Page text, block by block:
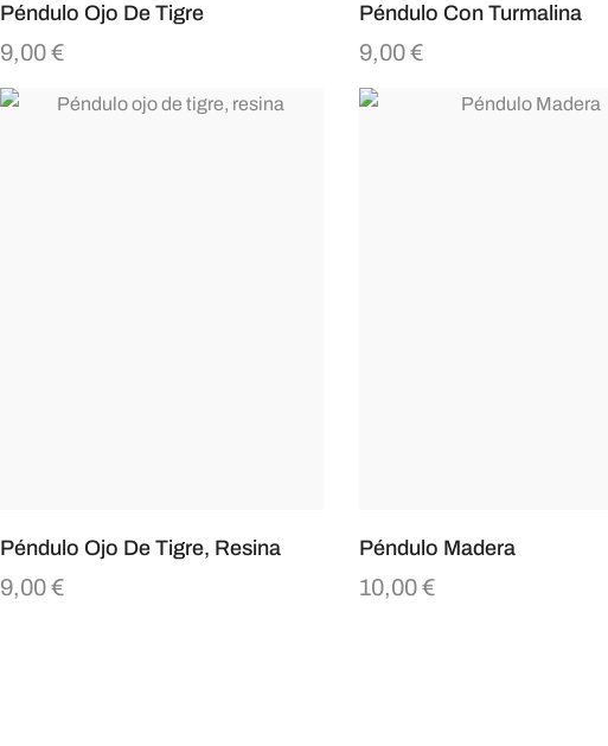
Péndulo Ojo De Tigre
9,00€
Péndulo Con Turmalina
9,00€
Péndulo Ojo De Tigre, Resina
9,00€
Péndulo Madera
10,00€